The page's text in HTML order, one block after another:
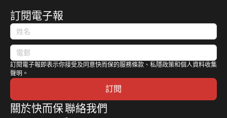
訂閱電子報
訂閱電子報即表示你接受及同意快而保的服務條款、私隱政策和個人資料收集
聲明。
訂閱
關於快而保 聯絡我們